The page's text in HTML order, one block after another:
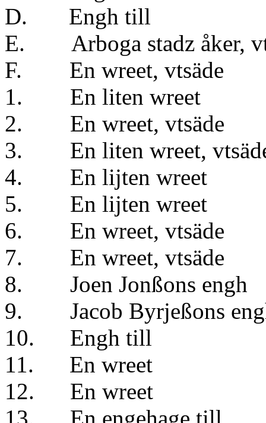
D. Engh till
E. Arboga stadz åker,
F. En wreet,
1. En liten
2. En wreet,
3. En liten wreet,
4. En lijten
5. En lijten
6. En wreet,
7. En wreet,
8. Joen Jonßons
9. Jacob Byrjeßons
10. Engh till
11. En
12. En